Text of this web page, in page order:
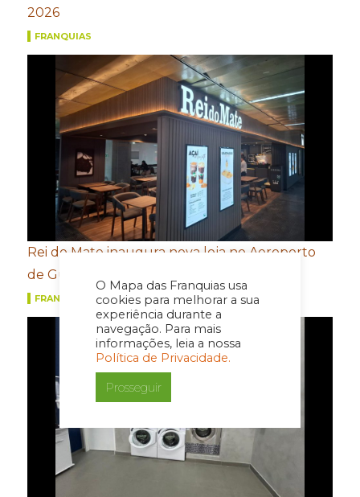
O Mapa das Franquias usa
cookies para melhorar a sua
experiência durante a
navegação. Para mais
informações, leia a nossa
Política de Privacidade.
Prosseguir
2026
FRANQUIAS
Rei do Mate inaugura nova loja no Aeroporto
de Guarulhos
FRANQUIAS